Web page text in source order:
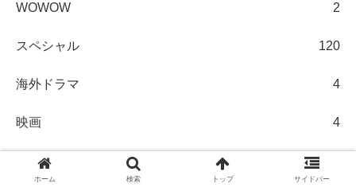
WOWOW 2
スペシャル 120
海外ドラマ 4
映画 4
Hulu使用感NEWS
ホーム 検索 トップ サイドバー